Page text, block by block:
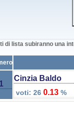
di lista subiranno una
1
Cinzia Baldo
voti: 26 0.13 %